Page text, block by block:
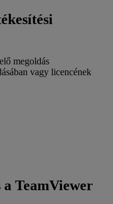
megoldás
vagy licencének
TeamViewer